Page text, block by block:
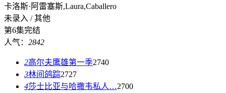
卡洛斯·阿雷塞斯,Laura,Caballero
未录入 / 其他
第6集完结
人气： 2842
2高尔夫鹰雄第一季2740
3林间鸽踪2727
4莎士比亚与哈撒韦私人…2700